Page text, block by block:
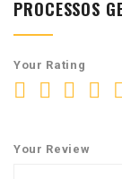
PROCESSOS
Your Rating
Your Review